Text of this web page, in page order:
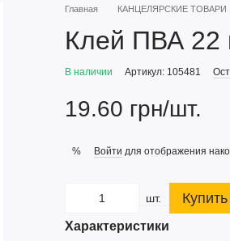
Главная КАНЦЕЛЯРСКИЕ ТОВАРИ
Клей ПВА 22
В наличии Артикул: 105481
19.60 грн/шт.
% Войти для отображения
шт. Купить
Характеристики